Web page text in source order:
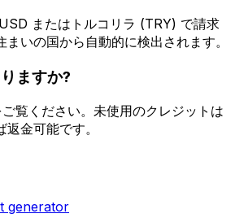
またはトルコリラ (TRY) で請求
いの国から自動的に検出されます。
ますか?
覧ください。未使用のクレジットは
金可能です。
generator